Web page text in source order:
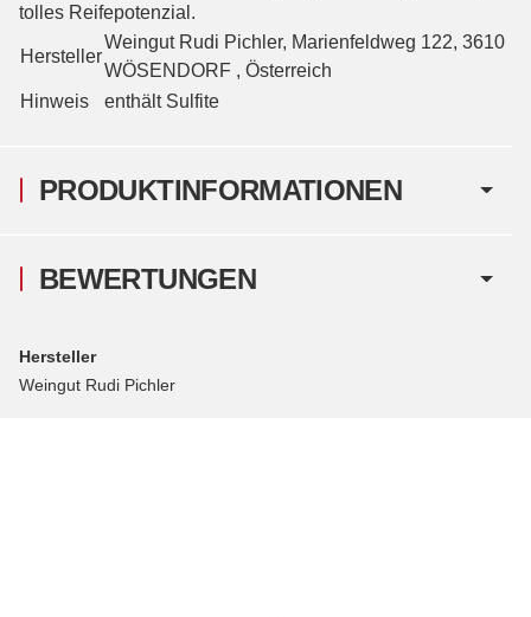
PRODUKTINFORMATIONEN
tolles Reifepotenzial.
Hersteller
Weingut Rudi Pichler, Marienfeldweg 122, 3610
WÖSENDORF , Österreich
Hinweis
enthält Sulfite
BEWERTUNGEN
Hersteller
Weingut Rudi Pichler